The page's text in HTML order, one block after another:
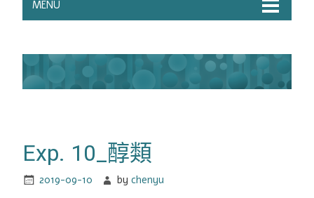
MENU
Exp. 10_醇類
2019-09-10 bychenyu